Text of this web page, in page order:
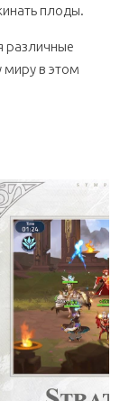
плоды.
различные
миру в этом